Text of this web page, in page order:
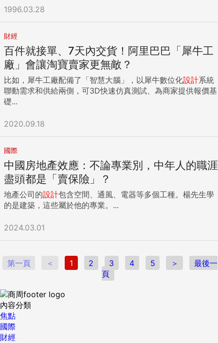
1996.03.28
財經
百件就接單、7天內交貨！阿里巴巴「犀牛工
廠」會讓淘寶賣家更無敵？
比如，犀牛工廠配備了「智慧大腦」，以犀牛數位化設計系統
聯動需求和供給兩側，可3D快速仿真測試、為商家提供報價基
礎...
2020.09.18
國際
中國房地產效應：不論專業別，中年人的職涯
盡頭都是「賣保險」？
地產公司的設計包含空間、通風、電器等多個工種。楊先生學
的是建築，這些屬於他的專業。...
2024.03.01
第一頁 ＜ 1 2 3 4 5 ＞
最後一
頁
內容分類
焦點
國際
財經